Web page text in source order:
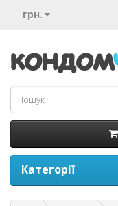
грн.
Категорії